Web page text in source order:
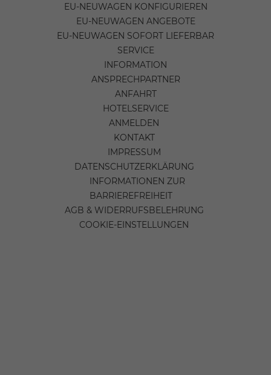
EU-NEUWAGEN KONFIGURIEREN
EU-NEUWAGEN ANGEBOTE
EU-NEUWAGEN SOFORT LIEFERBAR
SERVICE
INFORMATION
ANSPRECHPARTNER
ANFAHRT
HOTELSERVICE
ANMELDEN
KONTAKT
IMPRESSUM
DATENSCHUTZERKLÄRUNG
INFORMATIONEN ZUR
BARRIEREFREIHEIT
AGB & WIDERRUFSBELEHRUNG
COOKIE-EINSTELLUNGEN